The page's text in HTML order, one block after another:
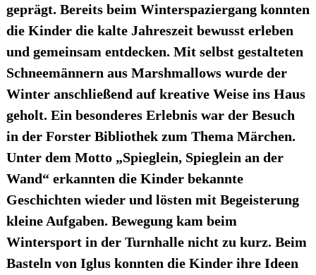
geprägt. Bereits beim Winterspaziergang konnten
die Kinder die kalte Jahreszeit bewusst erleben
und gemeinsam entdecken. Mit selbst gestalteten
Schneemännern aus Marshmallows wurde der
Winter anschließend auf kreative Weise ins Haus
geholt. Ein besonderes Erlebnis war der Besuch
in der Forster Bibliothek zum Thema Märchen.
Unter dem Motto „Spieglein, Spieglein an der
Wand“ erkannten die Kinder bekannte
Geschichten wieder und lösten mit Begeisterung
kleine Aufgaben. Bewegung kam beim
Wintersport in der Turnhalle nicht zu kurz. Beim
Basteln von Iglus konnten die Kinder ihre Ideen